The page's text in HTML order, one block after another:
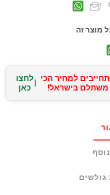
מוצר זה
למחיר הכי
משתלם בישראל!
לחצו
כאן
גולשים